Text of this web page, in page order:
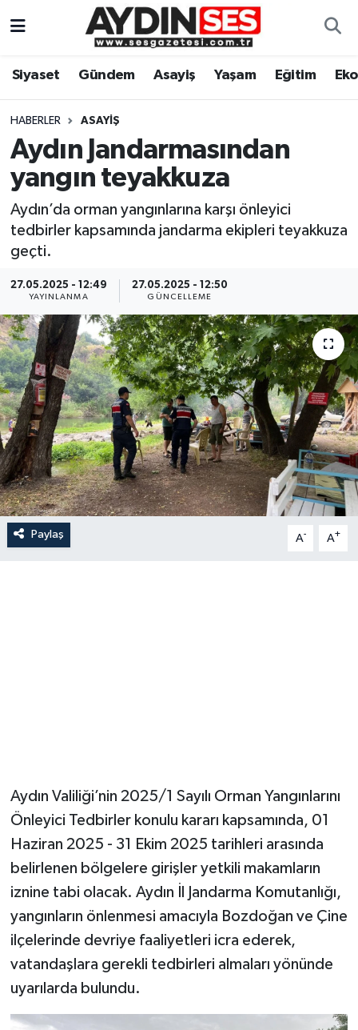
Siyaset Gündem Asayiş Yaşam Eğitim
HABERLER ASAYIŞ
Aydın Jandarmasından
yangın teyakkuza
Aydın’da orman yangınlarına karşı önleyici
tedbirler kapsamında jandarma ekipleri teyakkuza
geçti.
27.05.2025 - 12:49
YAYINLANMA
27.05.2025 - 12:50
GÜNCELLEME
Paylaş A- A+
Aydın Valiliği’nin 2025/1 Sayılı Orman Yangınlarını
Önleyici Tedbirler konulu kararı kapsamında, 01
Haziran 2025 - 31 Ekim 2025 tarihleri arasında
belirlenen bölgelere girişler yetkili makamların
iznine tabi olacak. Aydın İl Jandarma Komutanlığı,
yangınların önlenmesi amacıyla Bozdoğan ve Çine
ilçelerinde devriye faaliyetleri icra ederek,
vatandaşlara gerekli tedbirleri almaları yönünde
uyarılarda bulundu.
Gündem
Siyaset
Ekonomi
Yaşam
Kültür Sanat
Spor
Aydın Hava Durumu
Aydin Namaz Vakitleri
Aydın Trafik Yoğunluk Haritası
Süper Lig Puan Durumu ve Fikstür
Son Dakika Haberleri
Haber Arşivi